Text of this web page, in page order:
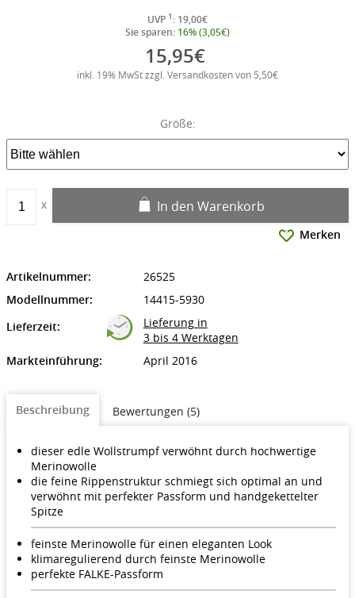
UVP 1 : 19,00€
Sie sparen: 16% (3,05€)
15,95€
inkl. 19% MwSt zzgl. Versandkosten von 5,50€
Größe:
In den Warenkorb
Merken
Artikelnummer:
26525
Modellnummer:
14415-5930
Lieferzeit:
Lieferung in
3 bis 4 Werktagen
Markteinführung:
April 2016
Beschreibung Bewertungen (5)
dieser edle Wollstrumpf verwöhnt durch hochwertige
Merinowolle
die feine Rippenstruktur schmiegt sich optimal an und
verwöhnt mit perfekter Passform und handgekettelter
Spitze
feinste Merinowolle für einen eleganten Look
klimaregulierend durch feinste Merinowolle
perfekte FALKE-Passform